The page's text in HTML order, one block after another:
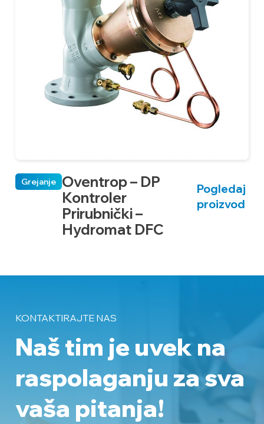
Oventrop – DP
Kontroler
Prirubnički –
Hydromat DFC
Grejanje
Pogledaj
proizvod
KONTAKTIRAJTE NAS
Naš tim je uvek na
raspolaganju za sva
vaša pitanja!